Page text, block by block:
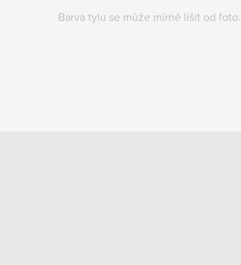
Barva tylu se může mírně lišit od foto.